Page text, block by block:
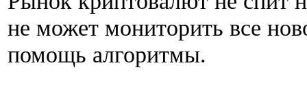
не может мониторить все
помощь алгоритмы.